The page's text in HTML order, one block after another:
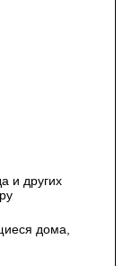
и других
дома,